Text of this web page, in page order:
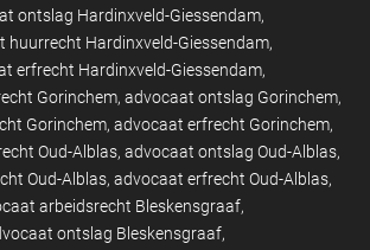
ontslag Hardinxveld-Giessendam
huurrecht Hardinxveld-Giessendam
erfrecht Hardinxveld-Giessendam
Gorinchem advocaat ontslag Gorinchem
Gorinchem advocaat erfrecht Gorinchem
Oud-Alblas advocaat ontslag Oud-Alblas
Oud-Alblas advocaat erfrecht Oud-Alblas
arbeidsrecht Bleskensgraaf
ontslag Bleskensgraaf